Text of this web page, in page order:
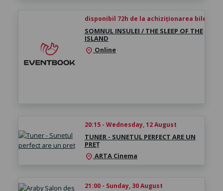
disponibil 72h de la achiziționarea biletului
SOMNUL INSULEI / THE SLEEP OF THE
ISLAND
location_on Online
20:15 - Wednesday, 12 August
TUNER - SUNETUL PERFECT ARE UN
PREȚ
location_onARTA Cinema
21:00 - Sunday, 30 August